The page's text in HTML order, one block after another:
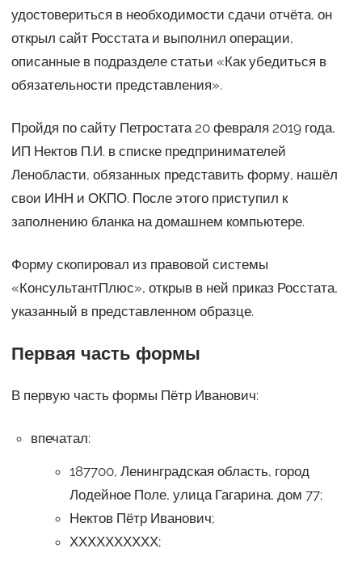
удостовериться в необходимости сдачи отчёта, он
открыл сайт Росстата и выполнил операции,
описанные в подразделе статьи «Как убедиться в
обязательности представления».
Пройдя по сайту Петростата 20 февраля 2019 года,
ИП Нектов П.И. в списке предпринимателей
Ленобласти, обязанных представить форму, нашёл
свои ИНН и ОКПО. После этого приступил к
заполнению бланка на домашнем компьютере.
Форму скопировал из правовой системы
«КонсультантПлюс», открыв в ней приказ Росстата,
указанный в представленном образце.
Первая часть формы
В первую часть формы Пётр Иванович:
впечатал:
187700, Ленинградская область, город
Лодейное Поле, улица Гагарина, дом 77;
Нектов Пётр Иванович;
ХХХХХХХХХХ;